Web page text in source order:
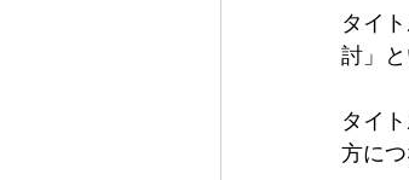
タイ
討」
タイ
方につ